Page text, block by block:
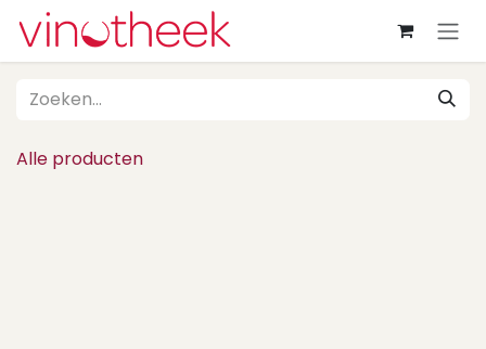
Overslaan naar inhoud
Alle producten